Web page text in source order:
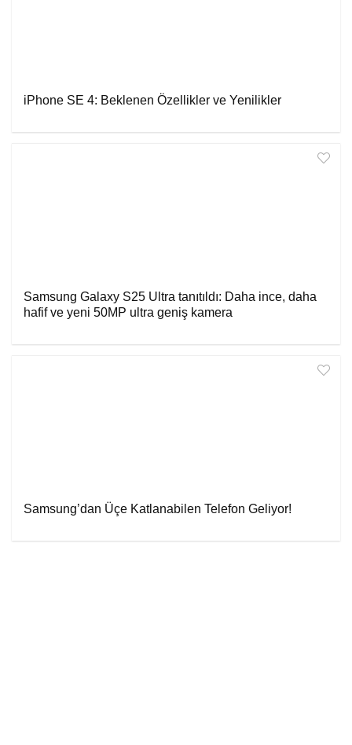
iPhone SE 4: Beklenen Özellikler ve Yenilikler
Samsung Galaxy S25 Ultra tanıtıldı: Daha ince, daha
hafif ve yeni 50MP ultra geniş kamera
Samsung’dan Üçe Katlanabilen Telefon Geliyor!